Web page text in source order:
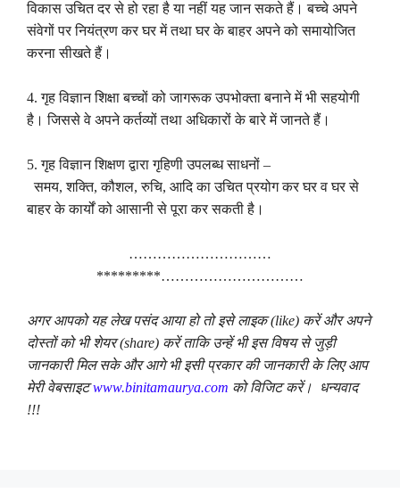
विकास उचित दर से हो रहा है या नहीं यह जान सकते हैं। बच्चे अपने
संवेगों पर नियंत्रण कर घर में तथा घर के बाहर अपने को समायोजित
करना सीखते हैं।
4.गृह विज्ञान शिक्षा बच्चों को जागरूक उपभोक्ता बनाने में भी सहयोगी
है। जिससे वे अपने कर्तव्यों तथा अधिकारों के बारे में जानते हैं।
5.गृह विज्ञान शिक्षण द्वारा गृहिणी उपलब्ध साधनों –
समय,शक्ति,कौशल,रुचि, आदि का उचित प्रयोग कर घर व घर से
बाहर के कार्यों को आसानी से पूरा कर सकती है।
…………………………
*********…………………………
अगर आपको यह लेख पसंद आया हो तो इसे लाइक (like) करें और अपने
दोस्तों को भी शेयर (share) करें ताकि उन्हें भी इस विषय से जुड़ी
जानकारी मिल सके और आगे भी इसी प्रकार की जानकारी के लिए आप
मेरी वेबसाइट www.binitamaurya.com को विजिट करें। धन्यवाद
!!!